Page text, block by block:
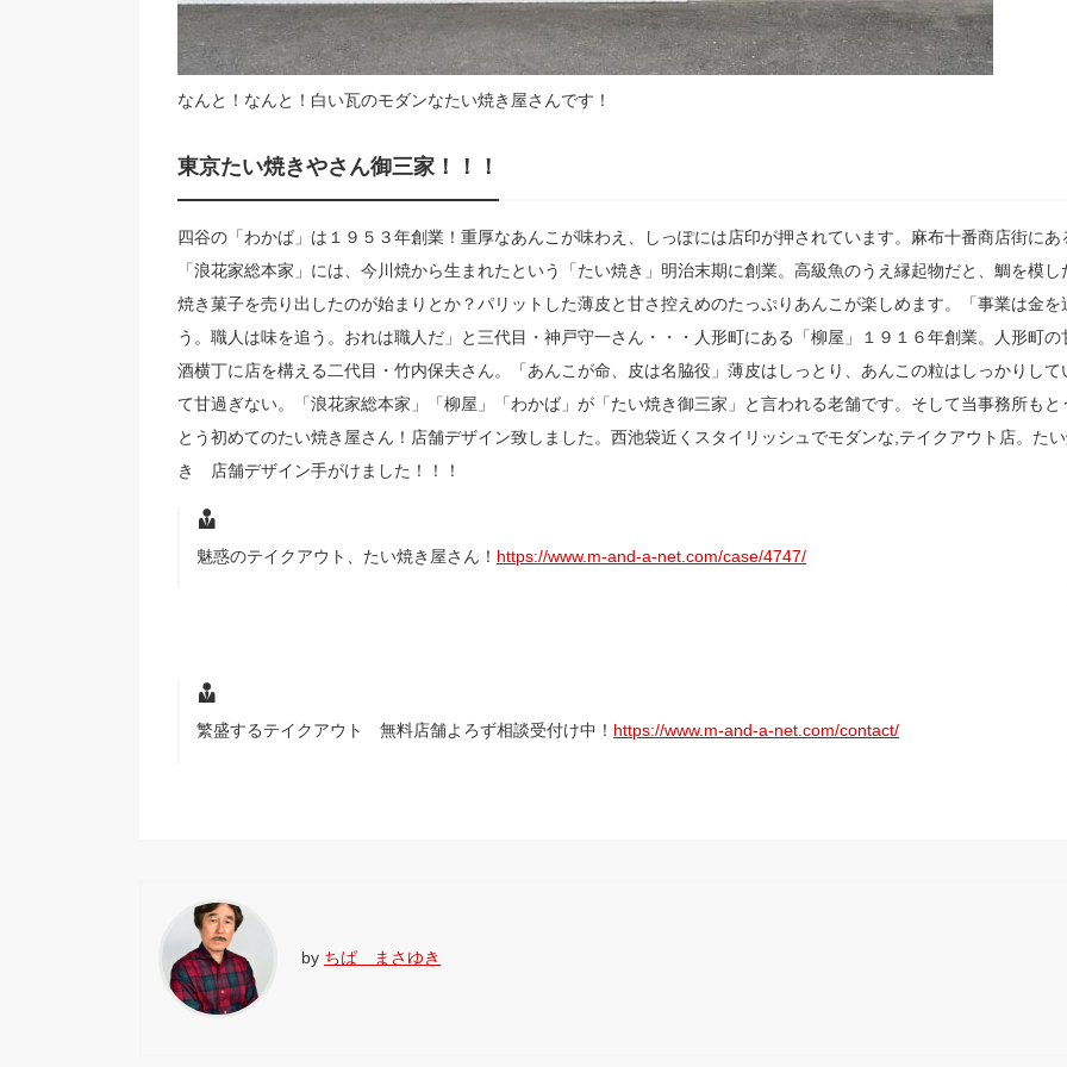
なんと！なんと！白い瓦のモダンなたい焼き屋さんです！
東京たい焼きやさん御三家！！！
四谷の「わかば」は１９５３年創業！重厚なあんこが味わえ、しっぽには店印が押されています。麻布十番商店街にあ
「浪花家総本家」には、今川焼から生まれたという「たい焼き」明治末期に創業。高級魚のうえ縁起物だと、鯛を模し
焼き菓子を売り出したのが始まりとか？パリットした薄皮と甘さ控えめのたっぷりあんこが楽しめます。「事業は金を
う。職人は味を追う。おれは職人だ」と三代目・神戸守一さん・・・人形町にある「柳屋」１９１６年創業。人形町の
酒横丁に店を構える二代目・竹内保夫さん。「あんこが命、皮は名脇役」薄皮はしっとり、あんこの粒はしっかりして
て甘過ぎない。「浪花家総本家」「柳屋」「わかば」が「たい焼き御三家」と言われる老舗です。そして当事務所もと
とう初めてのたい焼き屋さん！店舗デザイン致しました。西池袋近くスタイリッシュでモダンな,テイクアウト店。た
き 店舗デザイン手がけました！！！
魅惑のテイクアウト、たい焼き屋さん！ https://www.m-and-a-net.com/case/4747/
繁盛するテイクアウト 無料店舗よろず相談受付け中！ https://www.m-and-a-net.com/contact/
by ちば まさゆき